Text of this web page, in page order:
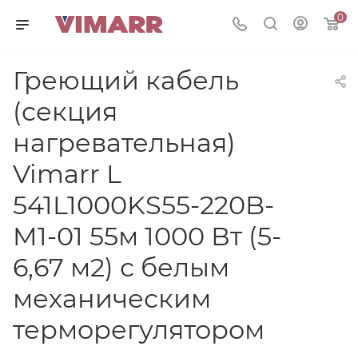
0
Греющий кабель
(секция
нагревательная)
Vimarr L
541L1000KS55-220B-
M1-01 55м 1000 Вт (5-
6,67 м2) с белым
механическим
терморегулятором